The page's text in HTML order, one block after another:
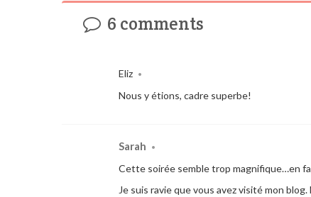
6 comments
Eliz •
Nous y étions, cadre superbe!
Sarah •
Cette soirée semble trop magnifique…en
Je suis ravie que vous avez visité mon